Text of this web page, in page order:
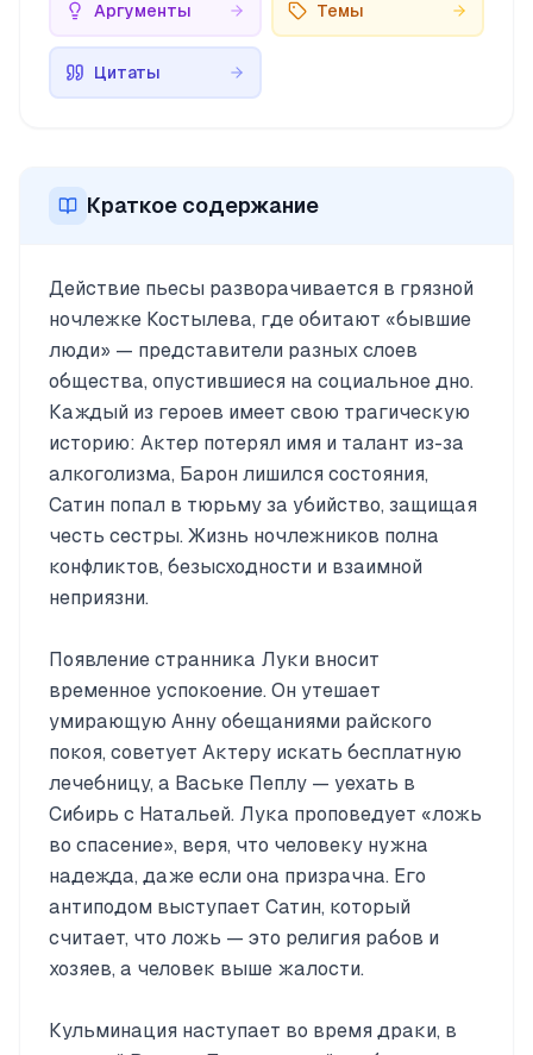
Аргументы Темы
Цитаты
Краткое содержание
Действие пьесы разворачивается в грязной
ночлежке Костылева, где обитают «бывшие
люди» — представители разных слоев
общества, опустившиеся на социальное дно.
Каждый из героев имеет свою трагическую
историю: Актер потерял имя и талант из-за
алкоголизма, Барон лишился состояния,
Сатин попал в тюрьму за убийство, защищая
честь сестры. Жизнь ночлежников полна
конфликтов, безысходности и взаимной
неприязни.
Появление странника Луки вносит
временное успокоение. Он утешает
умирающую Анну обещаниями райского
покоя, советует Актеру искать бесплатную
лечебницу, а Ваське Пеплу — уехать в
Сибирь с Натальей. Лука проповедует «ложь
во спасение», веря, что человеку нужна
надежда, даже если она призрачна. Его
антиподом выступает Сатин, который
считает, что ложь — это религия рабов и
хозяев, а человек выше жалости.
Кульминация наступает во время драки, в